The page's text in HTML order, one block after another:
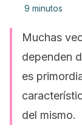
9 minutos
Muchas
dependen
es
del mismo.